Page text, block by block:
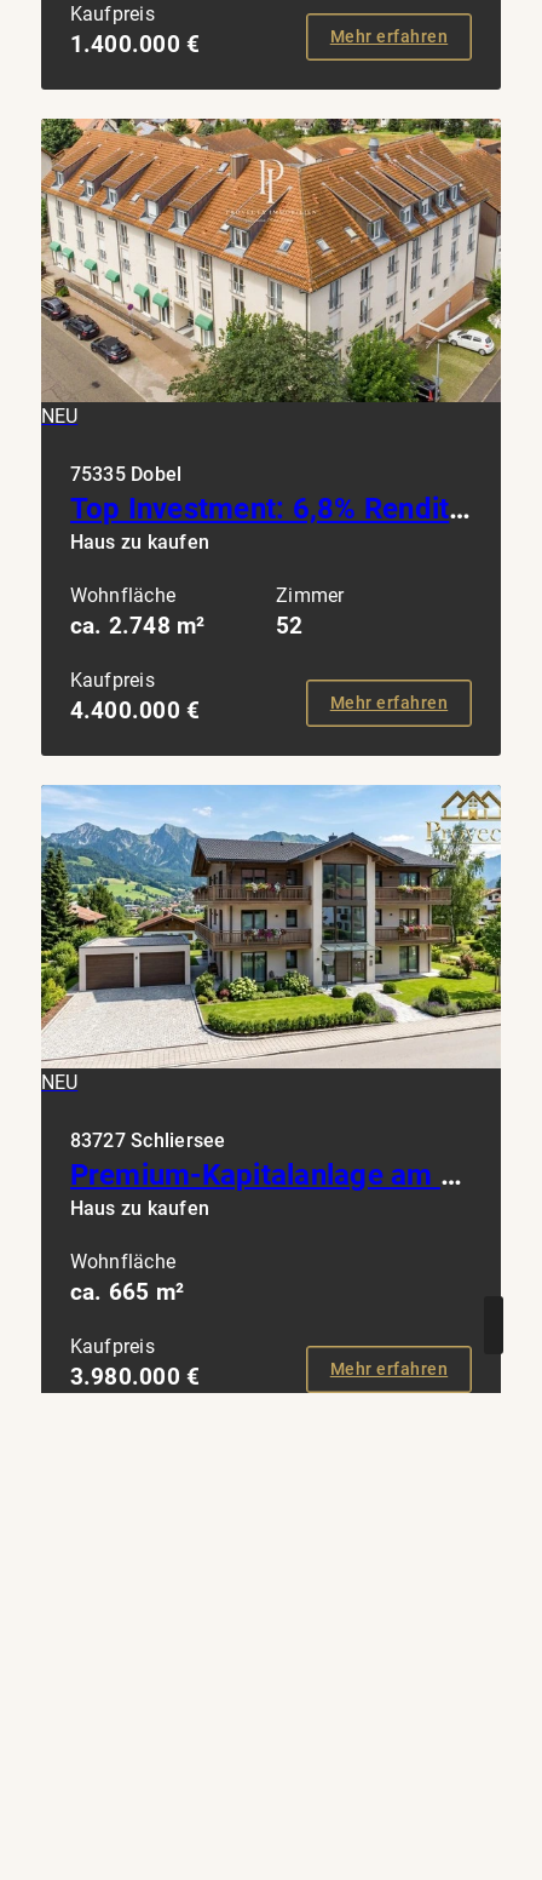
Kaufpreis
1.400.000 € Mehr erfahren
NEU
75335 Dobel
Top Investment: 6,8% Rendite Betreutes Wohnen mit 52 Einheiten im Nordschwarzwald bei Stuttgart
Haus zu kaufen
Wohnfläche
ca. 2.748 m²
Zimmer
52
Kaufpreis
4.400.000 € Mehr erfahren
NEU
83727 Schliersee
Premium-Kapitalanlage am Schliersee: Frisch saniertes Juwel mit Seeblick & Top-Rendite
Haus zu kaufen
Wohnfläche
ca. 665 m²
Kaufpreis
3.980.000 € Mehr erfahren